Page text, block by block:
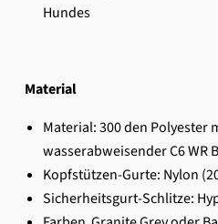
Hundes
Material
Material: 300 den Polyester
wasserabweisender C6 WR
Kopfstützen-Gurte: Nylon
Sicherheitsgurt-Schlitze: